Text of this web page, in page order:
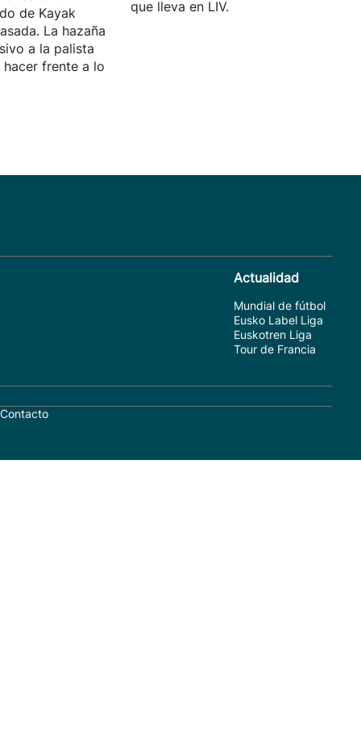
de Kayak
La hazaña
a la palista
hacer frente a lo
que lleva en LIV.
Actualidad
Mundial de fútbol
Eusko Label Liga
Euskotren Liga
Tour de Francia
Contacto